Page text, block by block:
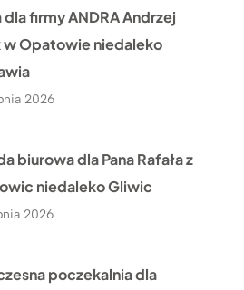
firmy ANDRA Andrzej
w Opatowie niedaleko
2026
biurowa dla Pana Rafała z
niedaleko Gliwic
2026
poczekalnia dla